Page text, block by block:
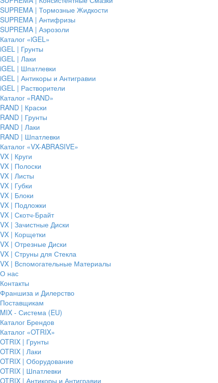
SUPREMA | Тормозные Жидкости
SUPREMA | Антифризы
SUPREMA | Аэрозоли
Каталог «iGEL»
iGEL | Грунты
iGEL | Лаки
iGEL | Шпатлевки
iGEL | Антикоры и Антигравии
iGEL | Растворители
Каталог «RAND»
RAND | Краски
RAND | Грунты
RAND | Лаки
RAND | Шпатлевки
Каталог «VX-ABRASIVE»
VX | Круги
VX | Полоски
VX | Листы
VX | Губки
VX | Блоки
VX | Подложки
VX | Скотч-Брайт
VX | Зачистные Диски
VX | Корщетки
VX | Отрезные Диски
VX | Струны для Стекла
VX | Вспомогательные Материалы
О нас
Контакты
Франшиза и Дилерство
Поставщикам
MIX - Система (EU)
Каталог Брендов
Каталог «OTRIX»
OTRIX | Грунты
OTRIX | Лаки
OTRIX | Оборудование
OTRIX | Шпатлевки
OTRIX | Антикоры и Антигравии